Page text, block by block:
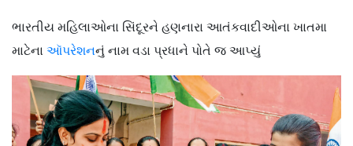
ભારતીય મહિલાઓના સિંદૂરને હણનારા આતંકવાદીઓના ખાતમા
માટેના ઑપરેશનનું નામ વડા પ્રધાને પોતે જ આપ્યું